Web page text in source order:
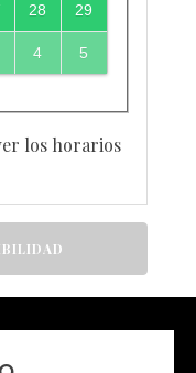
28 29
4 5
los horarios